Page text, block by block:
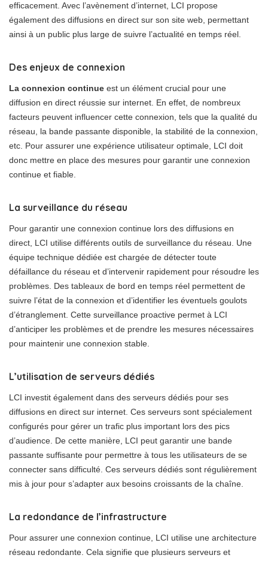
efficacement. Avec l’avènement d’internet, LCI propose
également des diffusions en direct sur son site web, permettant
ainsi à un public plus large de suivre l’actualité en temps réel.
Des enjeux de connexion
La connexion continue est un élément crucial pour une
diffusion en direct réussie sur internet. En effet, de nombreux
facteurs peuvent influencer cette connexion, tels que la qualité du
réseau, la bande passante disponible, la stabilité de la connexion,
etc. Pour assurer une expérience utilisateur optimale, LCI doit
donc mettre en place des mesures pour garantir une connexion
continue et fiable.
La surveillance du réseau
Pour garantir une connexion continue lors des diffusions en
direct, LCI utilise différents outils de surveillance du réseau. Une
équipe technique dédiée est chargée de détecter toute
défaillance du réseau et d’intervenir rapidement pour résoudre les
problèmes. Des tableaux de bord en temps réel permettent de
suivre l’état de la connexion et d’identifier les éventuels goulots
d’étranglement. Cette surveillance proactive permet à LCI
d’anticiper les problèmes et de prendre les mesures nécessaires
pour maintenir une connexion stable.
L’utilisation de serveurs dédiés
LCI investit également dans des serveurs dédiés pour ses
diffusions en direct sur internet. Ces serveurs sont spécialement
configurés pour gérer un trafic plus important lors des pics
d’audience. De cette manière, LCI peut garantir une bande
passante suffisante pour permettre à tous les utilisateurs de se
connecter sans difficulté. Ces serveurs dédiés sont régulièrement
mis à jour pour s’adapter aux besoins croissants de la chaîne.
La redondance de l’infrastructure
Pour assurer une connexion continue, LCI utilise une architecture
réseau redondante. Cela signifie que plusieurs serveurs et